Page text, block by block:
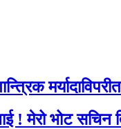
! मेरो भोट सचिन